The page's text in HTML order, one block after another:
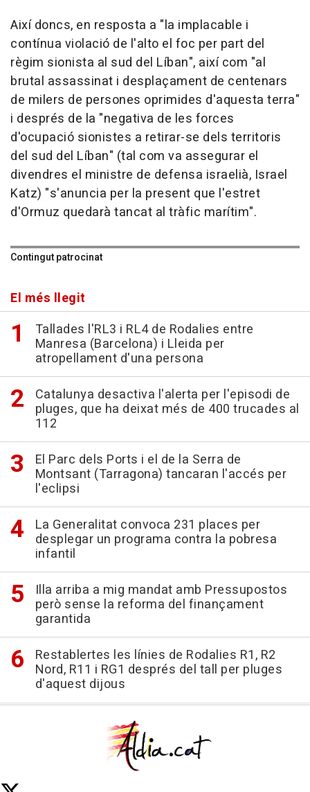
Així doncs, en resposta a "la implacable i
contínua violació de l'alto el foc per part del
règim sionista al sud del Líban", així com "al
brutal assassinat i desplaçament de centenars
de milers de persones oprimides d'aquesta terra"
i després de la "negativa de les forces
d'ocupació sionistes a retirar-se dels territoris
del sud del Líban" (tal com va assegurar el
divendres el ministre de defensa israelià, Israel
Katz) "s'anuncia per la present que l'estret
d'Ormuz quedarà tancat al tràfic marítim".
Contingut patrocinat
El més llegit
Tallades l'RL3 i RL4 de Rodalies entre
Manresa (Barcelona) i Lleida per
atropellament d'una persona
Catalunya desactiva l'alerta per l'episodi de
pluges, que ha deixat més de 400 trucades al
112
El Parc dels Ports i el de la Serra de
Montsant (Tarragona) tancaran l'accés per
l'eclipsi
La Generalitat convoca 231 places per
desplegar un programa contra la pobresa
infantil
Illa arriba a mig mandat amb Pressupostos
però sense la reforma del finançament
garantida
Restablertes les línies de Rodalies R1, R2
Nord, R11 i RG1 després del tall per pluges
d'aquest dijous